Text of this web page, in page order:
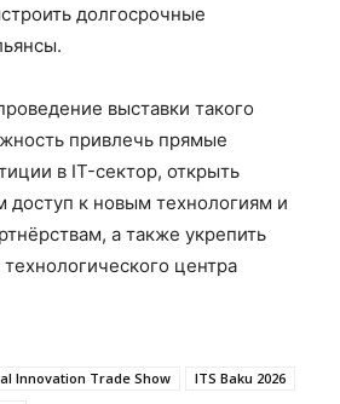
долгосрочные
выставки такого
привлечь прямые
в IT-сектор, открыть
к новым технологиям и
а также укрепить
центра
Innovation Trade Show
ITS Baku 2026